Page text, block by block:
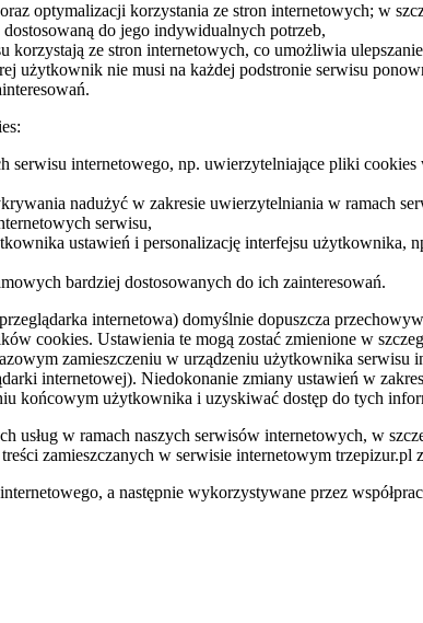
optymalizacji korzystania ze stron internetowych; w
do jego indywidualnych potrzeb,
ze stron internetowych, co umożliwia
użytkownik nie musi na każdej podstronie serwisu
internetowego, np. uwierzytelniające pliki
nadużyć w zakresie uwierzytelniania w ramach
serwisu,
ustawień i personalizację interfejsu użytkownika,
bardziej dostosowanych do ich zainteresowań.
internetowa) domyślnie dopuszcza
cookies. Ustawienia te mogą zostać zmienione w
zamieszczeniu w urządzeniu użytkownika serwisu
internetowej). Niedokonanie zmiany ustawień w
końcowym użytkownika i uzyskiwać dostęp do tych
usług w ramach naszych serwisów internetowych, w
zamieszczanych w serwisie internetowym trzepizur.pl
a następnie wykorzystywane przez